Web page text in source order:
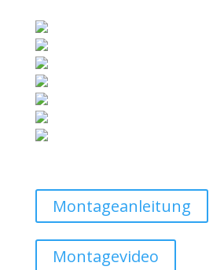
Montageanleitung
Montagevideo